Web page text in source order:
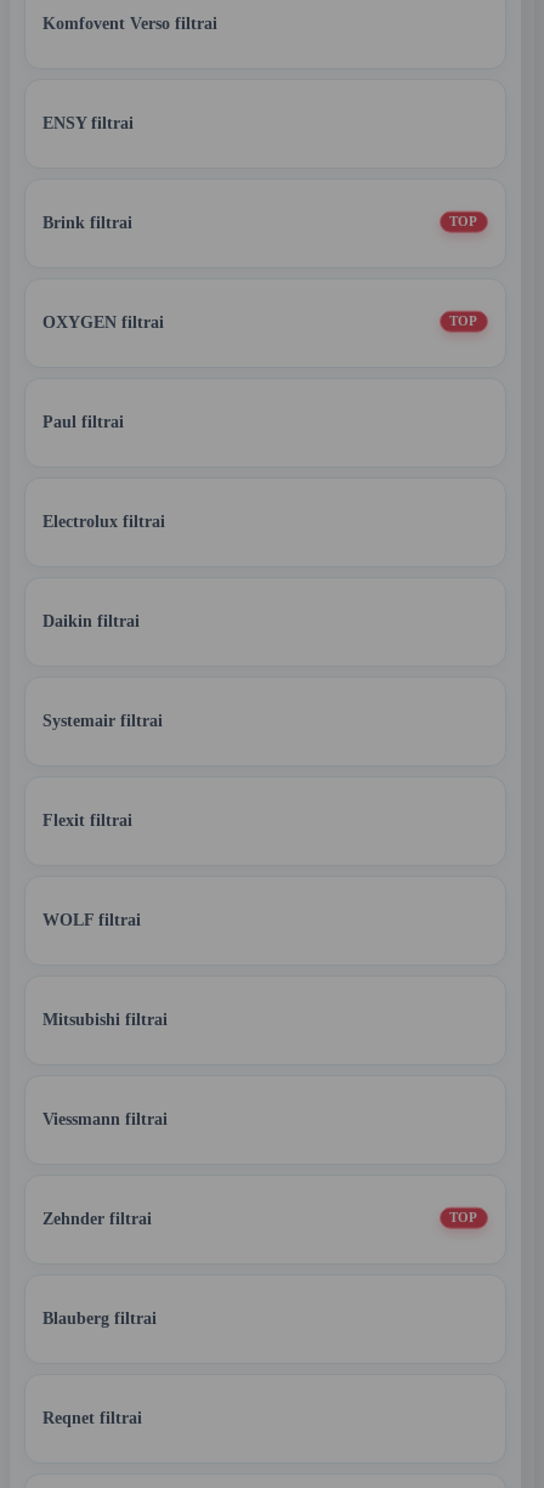
Komfovent Verso filtrai
ENSY filtrai
Brink filtrai TOP
OXYGEN filtrai TOP
Paul filtrai
Electrolux filtrai
Daikin filtrai
Systemair filtrai
Flexit filtrai
WOLF filtrai
Mitsubishi filtrai
Viessmann filtrai
Zehnder filtrai TOP
Blauberg filtrai
Reqnet filtrai